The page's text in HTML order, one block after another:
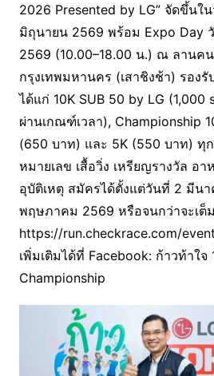
2026 Presented by LG” จัดขึ้นใ
มิถุนายน 2569 พร้อม Expo Day
2569 (10.00–18.00 น.) ณ ลานคน
กรุงเทพมหานคร (เสาชิงช้า) รองรั
ได้แก่ 10K SUB 50 by LG
ผ่านเกณฑ์เวลา), Championship
(650 บาท) และ 5K (550 บาท) ทุก
หมายเลข เสื้อวิ่ง เหรียญรางวัล อ
อุบัติเหตุ สมัครได้ตั้งแต่วันที่ 2 มีน
พฤษภาคม 2569 หรือจนกว่าจะเต็
https://run.checkrace.com/
เพิ่มเติมได้ที่ Facebook: ก้าวท้าใจ
Championship